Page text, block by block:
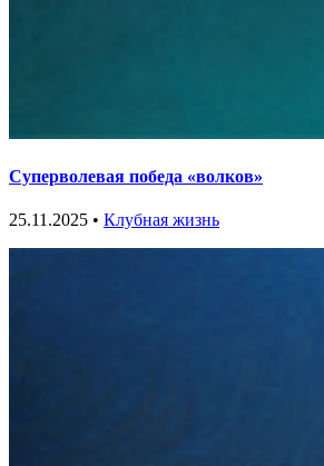
Суперволевая победа «волков»
25.11.2025 • Клубная жизнь